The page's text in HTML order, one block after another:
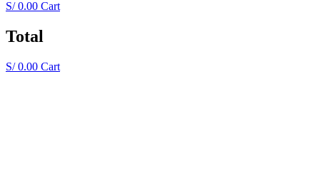
S/0.00 Cart
Total
S/0.00 Cart